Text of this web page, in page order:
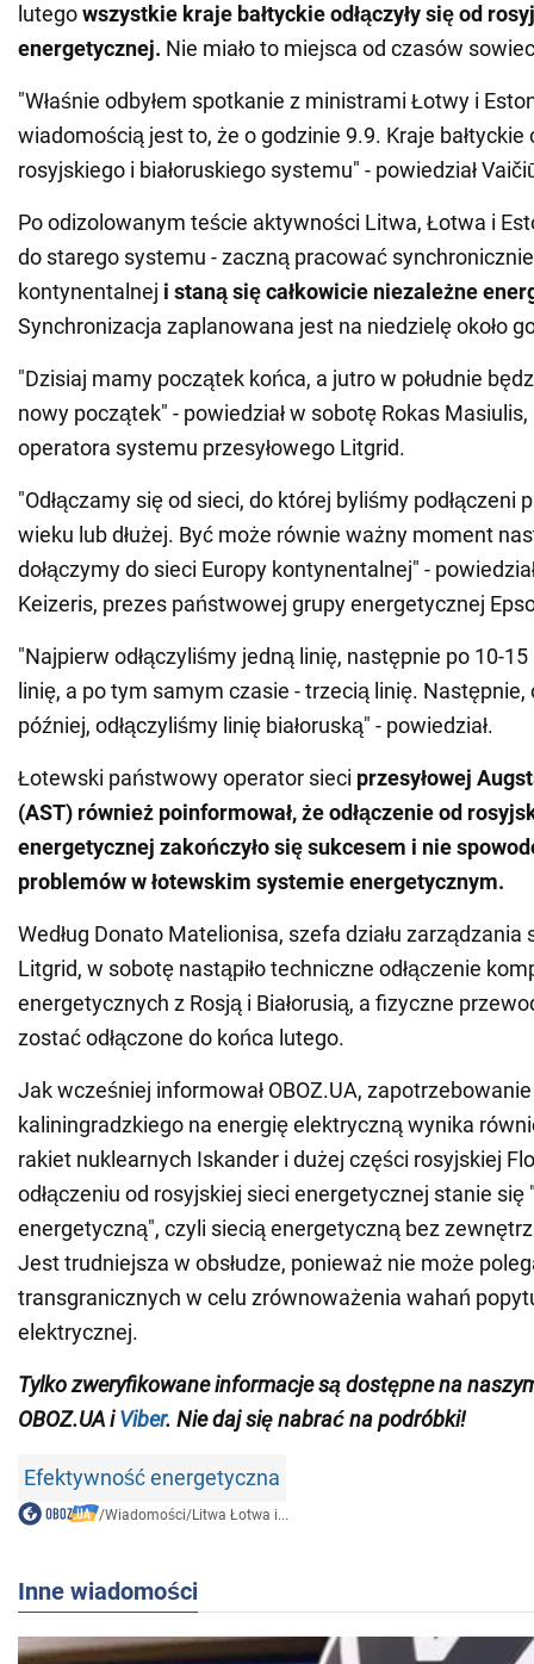
lutegowszystkie kraje bałtyckie odłączyły się od
energetycznej. Nie miało to miejsca od czasów
"Właśnie odbyłem spotkanie z ministrami Łotwy i
wiadomością jest to, że o godzinie 9.9. Kraje bałtyckie
rosyjskiego i białoruskiego systemu" - powiedział
Po odizolowanym teście aktywności Litwa, Łotwa i
do starego systemu - zaczną pracować
kontynentalnej i staną się całkowicie niezależne
Synchronizacja zaplanowana jest na niedzielę około
"Dzisiaj mamy początek końca, a jutro w południe
nowy początek" - powiedział w sobotę Rokas
operatora systemu przesyłowego Litgrid.
"Odłączamy się od sieci, do której byliśmy podłączeni
wieku lub dłużej. Być może równie ważny moment
dołączymy do sieci Europy kontynentalnej" -
Keizeris, prezes państwowej grupy energetycznej
"Najpierw odłączyliśmy jedną linię, następnie po 10-
linię, a po tym samym czasie - trzecią linię. Następnie,
później, odłączyliśmy linię białoruską" - powiedział.
Łotewski państwowy operator sieci przesyłowej
(AST) również poinformował, że odłączenie od
energetycznej zakończyło się sukcesem i nie
problemów w łotewskim systemie energetycznym.
Według Donato Matelionisa, szefa działu
Litgrid, w sobotę nastąpiło techniczne odłączenie
energetycznych z Rosją i Białorusią, a fizyczne
zostać odłączone do końca lutego.
Jak wcześniej informował OBOZ.UA,
kaliningradzkiego na energię elektryczną wynika
rakiet nuklearnych Iskander i dużej części rosyjskiej
odłączeniu od rosyjskiej sieci energetycznej stanie się
energetyczną", czyli siecią energetyczną bez
Jest trudniejsza w obsłudze, ponieważ nie może
transgranicznych w celu zrównoważenia wahań
elektrycznej.
Tylko zweryfikowane informacje są dostępne na
OBOZ.UA iViber. Nie daj się nabrać na podróbki!
Efektywność energetyczna
/Wiadomości/Litwa Łotwa i...
Inne wiadomości